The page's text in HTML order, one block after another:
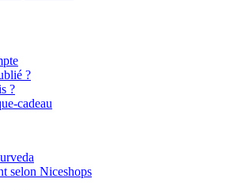
?
?
cadeau
selon Niceshops